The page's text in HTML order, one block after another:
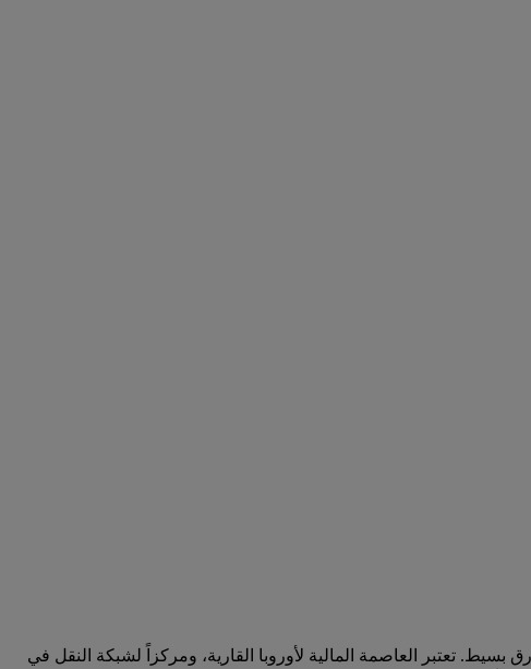
تعتبر العاصمة المالية لأوروبا القارية، ومركزاً لشبكة النقل في